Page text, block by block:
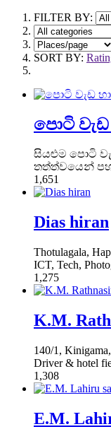
FILTER BY:
SORT BY:
පොටි
සියළුම පොටි
තත්ත්වයෙන්
1,651
Dias hiran
Thotulagala,
ICT, Tech,
1,275
K.M.
140/1,
Driver & hotel
1,308
E.M.